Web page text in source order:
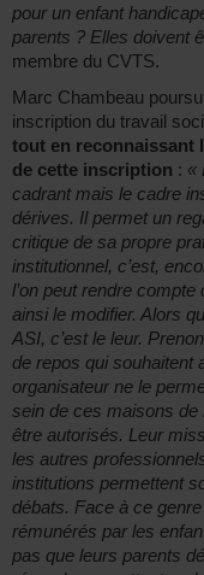
pour un enfant
parents ? Elles doivent
membre du CVTS.
Marc Chambeau
inscription du travail
tout en reconnaissant
de cette inscription : «
cadrant mais le cadre
dérives. Il permet un
critique de sa propre
institutionnel, c’est,
l’on peut rendre
ainsi le modifier. Alors
ASI, c’est le leur.
de repos qui souhaitent
organisateur ne le
sein de ces maisons de
être autorisés. Leur
les autres
institutions permettent
débats. Face à ce
rémunérés par les
pas que leurs parents